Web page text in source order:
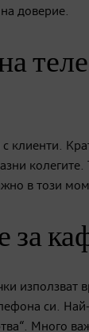
доверие.
клиенти.
колегите.
в този
за
използват
си.
Много